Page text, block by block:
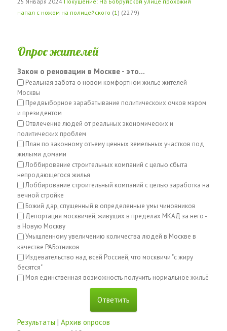
напал с ножом на полицейского (1 ) (2279)
Опрос жителей
Закон о реновации в Москве - это...
Реальная забота о новом комфортном жилье жителей
Москвы
Предвыборное зарабатывание политическоих очков мэром
и президентом
Отвлечение людей от реальных экономических и
политических проблем
План по законному отъему ценных земельных участков под
жилыми домами
Лоббирование строительных компаний с целью сбыта
непродающегося жилья
Лоббирование строительный компаний с целью заработка на
вечной стройке
Божий дар, спущенный в определенные умы чиновников
Депортация москвичей, живущих в пределах МКАД за него -
в Новую Москву
Умышленному увеличению количества людей в Москве в
качестве РАБотников
Издевательство над всей Россией, что москвичи "с жиру
бесятся"
Моя единственная возможность получить нормальное жильё
Результаты | Архив опросов